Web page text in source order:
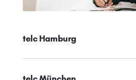
telc Hamburg